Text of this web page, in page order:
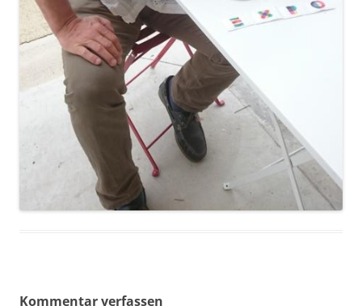
Kommentar verfassen